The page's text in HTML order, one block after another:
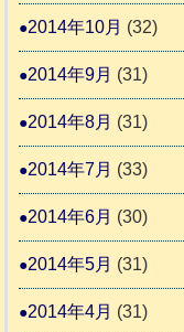
2014年10月 (32)
2014年9月 (31)
2014年8月 (31)
2014年7月 (33)
2014年6月 (30)
2014年5月 (31)
2014年4月 (31)